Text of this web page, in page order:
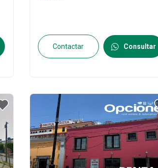
Contactar Consultar